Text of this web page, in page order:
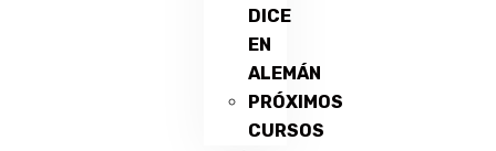
DICE
EN
ALEMÁN
PRÓXIMOS
CURSOS